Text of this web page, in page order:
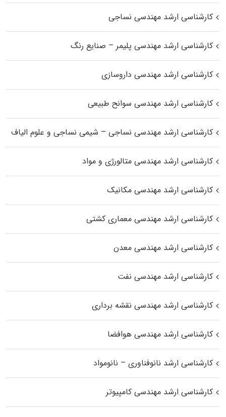
کارشناسی ارشد مهندسی نساجی
کارشناسی ارشد مهندسی پلیمر – صنایع رنگ
کارشناسی ارشد مهندسی داروسازی
کارشناسی ارشد مهندسی سوانح طبیعی
کارشناسی ارشد مهندسی نساجی – شیمی نساجی و علوم الیاف
کارشناسی ارشد مهندسی متالورژی و مواد
کارشناسی ارشد مهندسی مکانیک
کارشناسی ارشد مهندسی معماری کشتی
کارشناسی ارشد مهندسی معدن
کارشناسی ارشد مهندسی نفت
کارشناسی ارشد مهندسی نقشه برداری
کارشناسی ارشد مهندسی هوافضا
کارشناسی ارشد نانوفناوری – نانومواد
کارشناسی ارشد مهندسی کامپیوتر